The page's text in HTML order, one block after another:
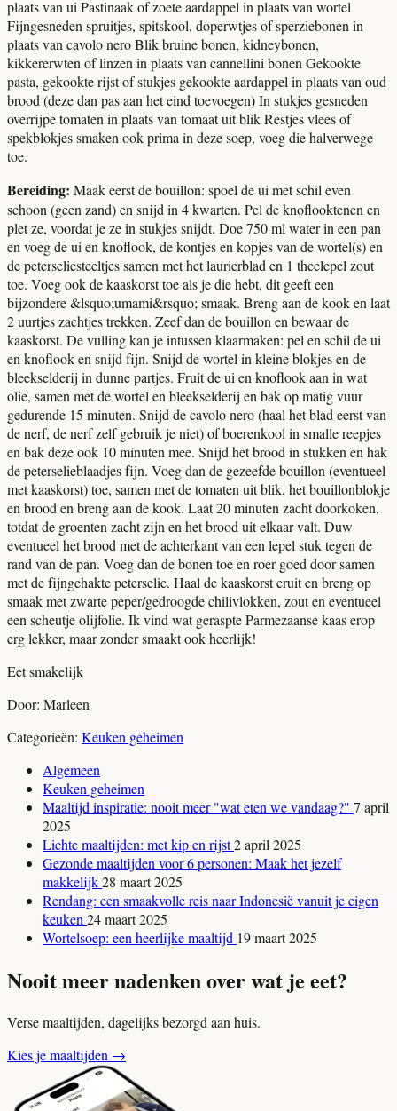
plaats van ui Pastinaak of zoete aardappel in plaats van wortel
Fijngesneden spruitjes, spitskool, doperwtjes of sperziebonen in
plaats van cavolo nero Blik bruine bonen, kidneybonen,
kikkererwten of linzen in plaats van cannellini bonen Gekookte
pasta, gekookte rijst of stukjes gekookte aardappel in plaats van oud
brood (deze dan pas aan het eind toevoegen) In stukjes gesneden
overrijpe tomaten in plaats van tomaat uit blik Restjes vlees of
spekblokjes smaken ook prima in deze soep, voeg die halverwege
toe.
Bereiding: Maak eerst de bouillon: spoel de ui met schil even
schoon (geen zand) en snijd in 4 kwarten. Pel de knoflooktenen en
plet ze, voordat je ze in stukjes snijdt. Doe 750 ml water in een pan
en voeg de ui en knoflook, de kontjes en kopjes van de wortel(s) en
de peterseliesteeltjes samen met het laurierblad en 1 theelepel zout
toe. Voeg ook de kaaskorst toe als je die hebt, dit geeft een
bijzondere &lsquo;umami&rsquo; smaak. Breng aan de kook en laat
2 uurtjes zachtjes trekken. Zeef dan de bouillon en bewaar de
kaaskorst. De vulling kan je intussen klaarmaken: pel en schil de ui
en knoflook en snijd fijn. Snijd de wortel in kleine blokjes en de
bleekselderij in dunne partjes. Fruit de ui en knoflook aan in wat
olie, samen met de wortel en bleekselderij en bak op matig vuur
gedurende 15 minuten. Snijd de cavolo nero (haal het blad eerst van
de nerf, de nerf zelf gebruik je niet) of boerenkool in smalle reepjes
en bak deze ook 10 minuten mee. Snijd het brood in stukken en hak
de peterselieblaadjes fijn. Voeg dan de gezeefde bouillon (eventueel
met kaaskorst) toe, samen met de tomaten uit blik, het bouillonblokje
en brood en breng aan de kook. Laat 20 minuten zacht doorkoken,
totdat de groenten zacht zijn en het brood uit elkaar valt. Duw
eventueel het brood met de achterkant van een lepel stuk tegen de
rand van de pan. Voeg dan de bonen toe en roer goed door samen
met de fijngehakte peterselie. Haal de kaaskorst eruit en breng op
smaak met zwarte peper/gedroogde chilivlokken, zout en eventueel
een scheutje olijfolie. Ik vind wat geraspte Parmezaanse kaas erop
erg lekker, maar zonder smaakt ook heerlijk!
Eet smakelijk
Door: Marleen
Categorieën: Keuken geheimen
Algemeen
Keuken geheimen
Maaltijd inspiratie: nooit meer "wat eten we vandaag?" 7 april
2025
Lichte maaltijden: met kip en rijst2 april 2025
Gezonde maaltijden voor 6 personen: Maak het jezelf
makkelijk28 maart 2025
Rendang: een smaakvolle reis naar Indonesië vanuit je eigen
keuken 24 maart 2025
Wortelsoep: een heerlijke maaltijd 19 maart 2025
Nooit meer nadenken over wat je eet?
Verse maaltijden, dagelijks bezorgd aan huis.
Kies je maaltijden →